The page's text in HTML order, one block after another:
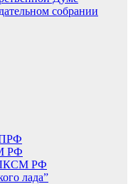
собрании
РФ
ЛКСМ РФ
лада”